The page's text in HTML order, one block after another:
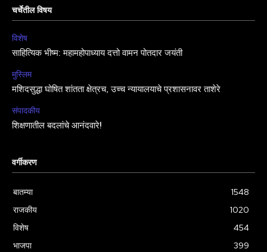
चर्चेतील विषय
विशेष
साहित्यिक भीष्म: महामहोपाध्याय दत्तो वामन पोतदार जयंती
मुस्लिम
मशिदसुद्धा घोषित शांतता क्षेत्रच, उच्च न्यायालयाचे प्रशासनावर ताशेरे
संपादकीय
शिक्षणातील बदलांचे आनंदवारे!
वर्गीकरण
बातम्या
1548
राजकीय
1020
विशेष
454
भाजपा
399